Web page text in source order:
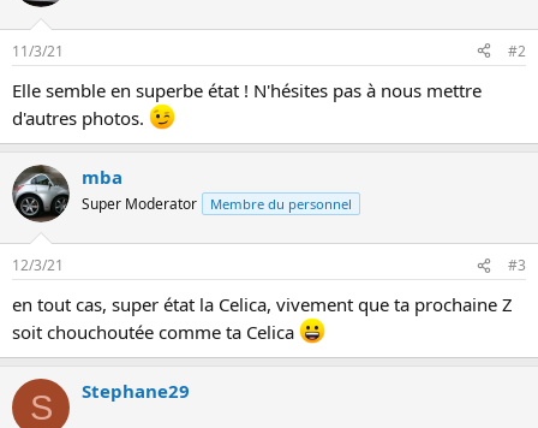
11/3/21 #2
Elle semble en superbe état ! N'hésites pas à nous mettre
d'autres photos.
mba
Super Moderator Membre du personnel
12/3/21 #3
en tout cas, super état la Celica, vivement que ta prochaine Z
soit chouchoutée comme ta Celica
S Stephane29